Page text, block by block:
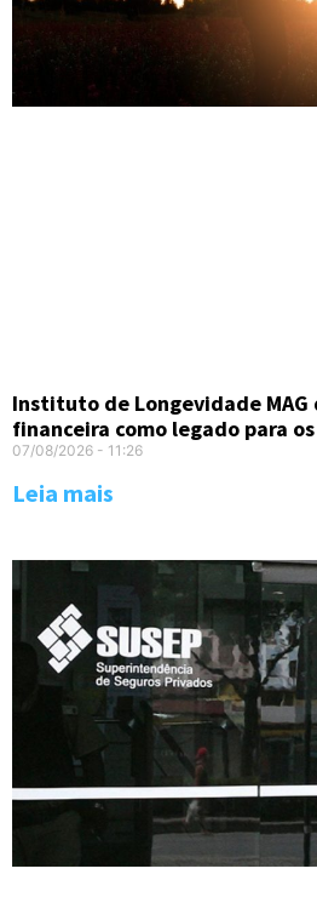
Instituto de Longevidade
financeira como legado para
07/08/2026 11:26
Leia mais